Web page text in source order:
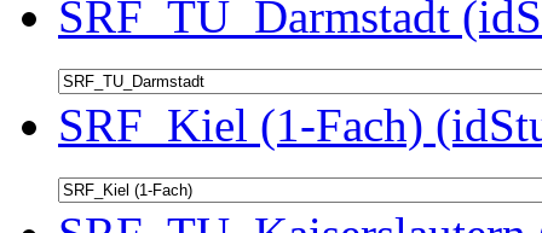
SRF_TU_Darmstadt
SRF_Kiel (1-Fach)